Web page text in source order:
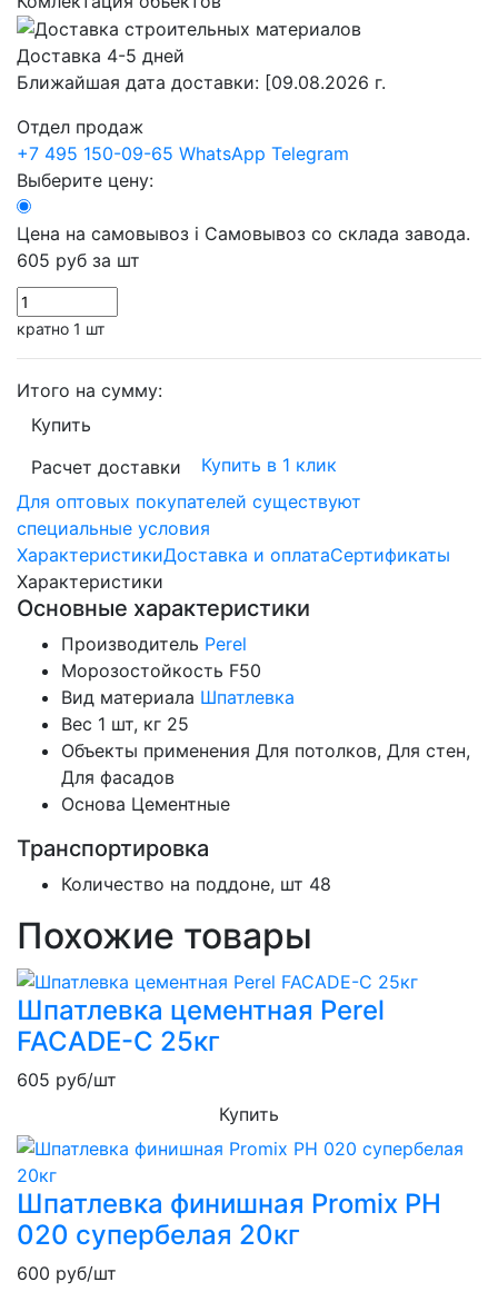
Доставка 4-5 дней
Ближайшая дата доставки: [09.08.2026 г.
Отдел продаж
+7 495 150-09-65 WhatsApp Telegram
Выберите цену:
Цена на самовывоз i Самовывоз со склада завода.
605 руб за шт
кратно 1 шт
Итого на сумму:
Купить
Расчет доставки
Купить в 1 клик
Для оптовых покупателей существуют
специальные условия
ХарактеристикиДоставка и оплатаСертификаты
Характеристики
Основные характеристики
Производитель Perel
Морозостойкость F50
Вид материала Шпатлевка
Вес 1 шт, кг 25
Объекты применения Для потолков, Для стен,
Для фасадов
Основа Цементные
Транспортировка
Количество на поддоне, шт 48
Похожие товары
Шпатлевка цементная Perel
FACADE-C 25кг
605 руб/шт
Купить
Шпатлевка финишная Promix PH
020 супербелая 20кг
600 руб/шт